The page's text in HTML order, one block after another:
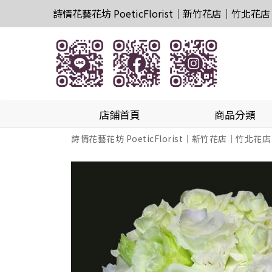
詩情花藝花坊 PoeticFlorist｜新竹花店｜竹北花店
店鋪首頁 商品分類
詩情花藝花坊 PoeticFlorist｜新竹花店｜竹北花店